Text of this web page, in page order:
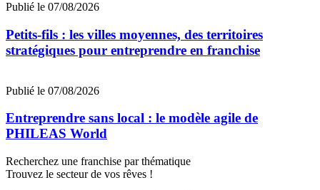
Publié le 07/08/2026
Petits-fils : les villes moyennes, des territoires
stratégiques pour entreprendre en franchise
Publié le 07/08/2026
Entreprendre sans local : le modèle agile de
PHILEAS World
Recherchez une franchise par thématique
Trouvez le secteur de vos rêves !